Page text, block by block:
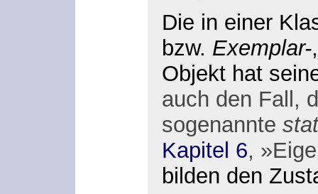
Die in einer
bzw. Exemplar-
Objekt hat
auch den Fall,
sogenannte
Kapitel 6, »
bilden den